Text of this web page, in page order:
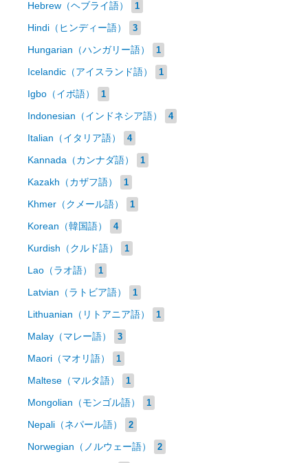
Hebrew（ヘブライ語） 1
Hindi（ヒンディー語） 3
Hungarian（ハンガリー語） 1
Icelandic（アイスランド語） 1
Igbo（イボ語） 1
Indonesian（インドネシア語） 4
Italian（イタリア語） 4
Kannada（カンナダ語） 1
Kazakh（カザフ語） 1
Khmer（クメール語） 1
Korean（韓国語） 4
Kurdish（クルド語） 1
Lao（ラオ語） 1
Latvian（ラトビア語） 1
Lithuanian（リトアニア語） 1
Malay（マレー語） 3
Maori（マオリ語） 1
Maltese（マルタ語） 1
Mongolian（モンゴル語） 1
Nepali（ネパール語） 2
Norwegian（ノルウェー語） 2